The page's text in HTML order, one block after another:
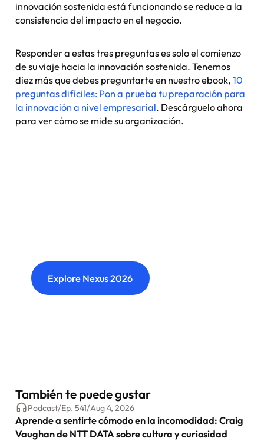
innovación sostenida está funcionando se reduce a la
consistencia del impacto en el negocio.
Responder a estas tres preguntas es solo el comienzo
de su viaje hacia la innovación sostenida. Tenemos
diez más que debes preguntarte en nuestro ebook,10
preguntas difíciles: Pon a prueba tu preparación para
la innovación a nivel empresarial. Descárguelo ahora
para ver cómo se mide su organización.
Explore Nexus 2026
También te puede gustar
Podcast/Ep. 541/Aug 4, 2026
Aprende a sentirte cómodo en la incomodidad: Craig
Vaughan de NTT DATA sobre cultura y curiosidad